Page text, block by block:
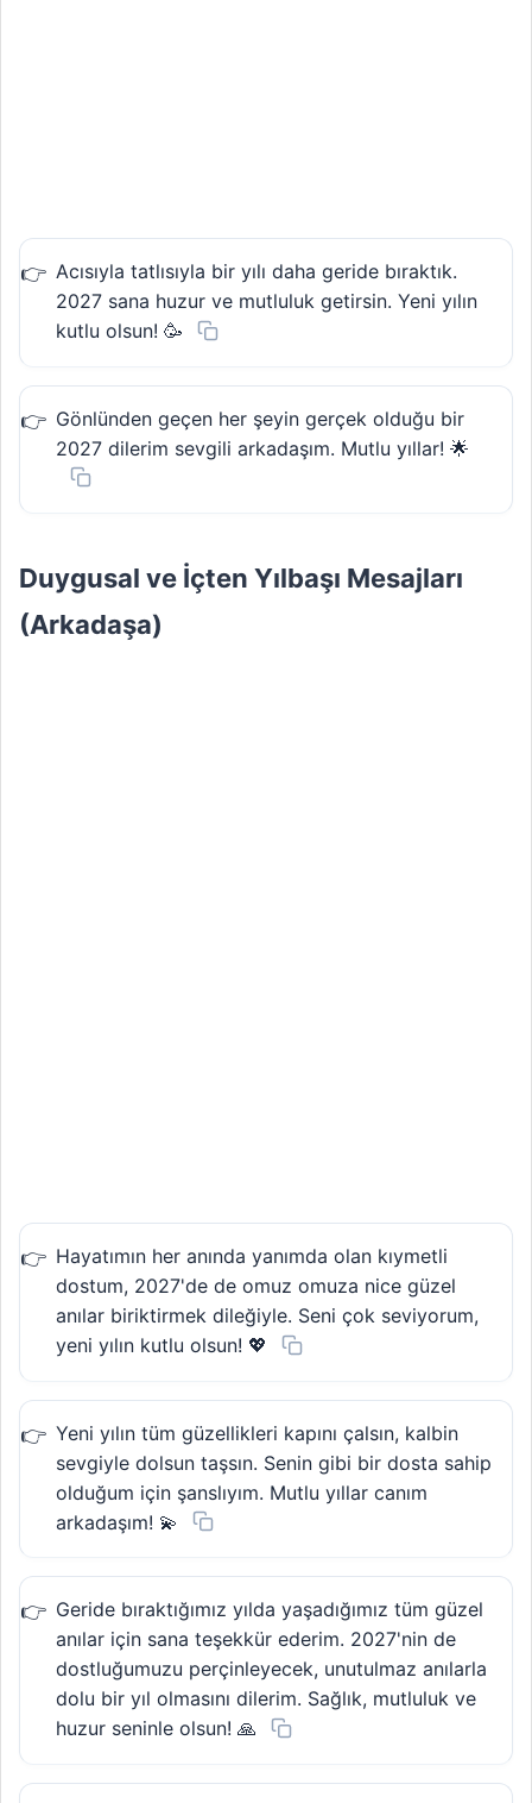
Acısıyla tatlısıyla bir yılı daha geride bıraktık.
2027 sana huzur ve mutluluk getirsin. Yeni yılın
kutlu olsun! 🥳
Gönlünden geçen her şeyin gerçek olduğu bir
2027 dilerim sevgili arkadaşım. Mutlu yıllar! 🌟
Duygusal ve İçten Yılbaşı Mesajları
(Arkadaşa)
Hayatımın her anında yanımda olan kıymetli
dostum, 2027'de de omuz omuza nice güzel
anılar biriktirmek dileğiyle. Seni çok seviyorum,
yeni yılın kutlu olsun! 💖
Yeni yılın tüm güzellikleri kapını çalsın, kalbin
sevgiyle dolsun taşsın. Senin gibi bir dosta sahip
olduğum için şanslıyım. Mutlu yıllar canım
arkadaşım! 💫
Geride bıraktığımız yılda yaşadığımız tüm güzel
anılar için sana teşekkür ederim. 2027'nin de
dostluğumuzu perçinleyecek, unutulmaz anılarla
dolu bir yıl olmasını dilerim. Sağlık, mutluluk ve
huzur seninle olsun! 🙏